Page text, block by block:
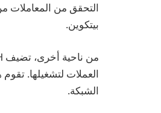
التحقق من المعاملات
بيتكوين.
العملات لتشغيلها.
الشبكة.